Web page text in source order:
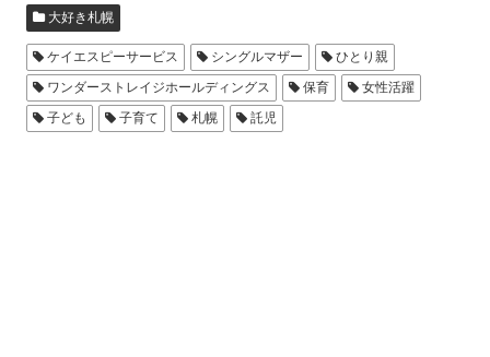
大好き札幌
ケイエスピーサービス シングルマザー
ひとり親
ワンダーストレイジホールディングス
保育
女性活躍
子ども
子育て 札幌 託児